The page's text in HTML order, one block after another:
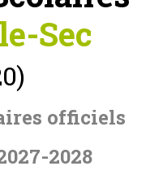
Sec
officiels
2028